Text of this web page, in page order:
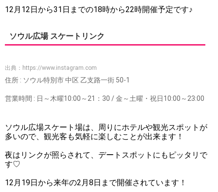
12月12日から31日までの18時から22時開催予定です♪
ソウル広場 スケートリンク
出典： https://www.instagram.com
住所 : ソウル特別市 中区 乙支路一街 50-1
営業時間 : 日～木曜10:00～21：30 / 金～土曜・祝日10:00～23:00
ソウル広場スケート場は、周りにホテルや観光スポットが
多いので、観光客も気軽に楽しむことが出来ます！
夜はリンクが照らされて、デートスポットにもピッタリで
す♡
12月19日から来年の2月8日まで開催されています！